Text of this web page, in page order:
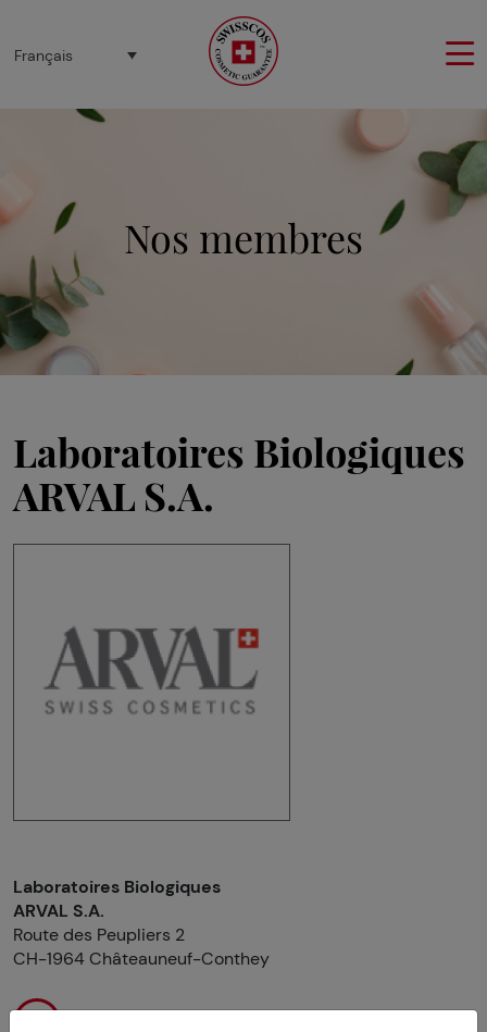
Français
Nos membres
Laboratoires Biologiques
ARVAL S.A.
Laboratoires Biologiques
ARVAL S.A.
Route des Peupliers 2
CH-1964 Châteauneuf-Conthey
Panneau de gestion des cookies